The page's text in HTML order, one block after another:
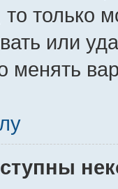
то только
или
менять